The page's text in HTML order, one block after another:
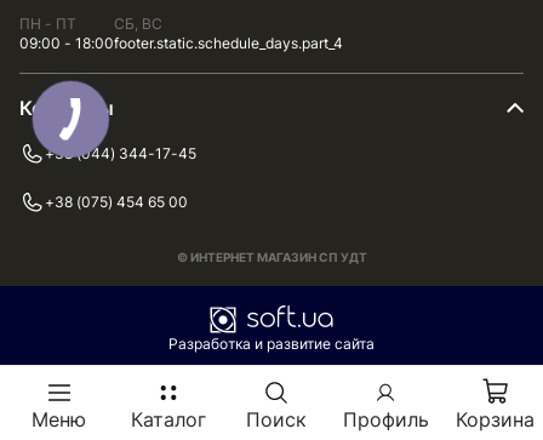
Меню Каталог Поиск Профиль Корзина
ПН - ПТ
09:00 - 18:00
СБ, ВС
footer.static.schedule_days.part_4
Контакты
+38 (044) 344-17-45
+38 (075) 454 65 00
© ИНТЕРНЕТ МАГАЗИН СП УДТ
Разработка и развитие сайта